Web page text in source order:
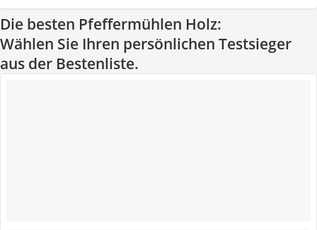
Die besten Pfeffermühlen Holz:
Wählen Sie Ihren persönlichen Testsieger
aus der Bestenliste.